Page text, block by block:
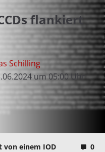
flankiert
Schilling
um 05:00 Uhr
von einem IOD 0